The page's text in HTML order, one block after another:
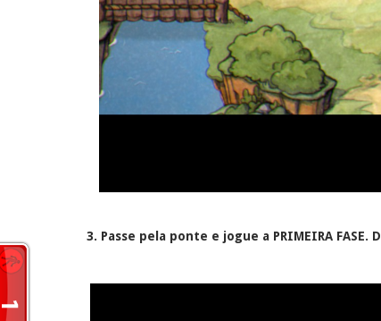
3. Passe pela ponte e jogue a PRIMEIRA FASE.